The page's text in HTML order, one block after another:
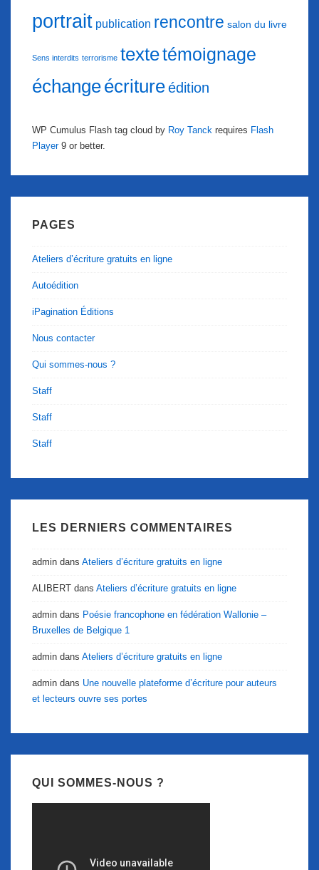
portrait publication rencontre salon du livre
Sens interdits terrorisme textetémoignage
échangeécritureédition
WP Cumulus Flash tag cloud by Roy Tanck requires Flash
Player9 or better.
PAGES
Ateliers d’écriture gratuits en ligne
Autoédition
iPagination Éditions
Nous contacter
Qui sommes-nous ?
Staff
Staff
Staff
LES DERNIERS COMMENTAIRES
admin dans Ateliers d’écriture gratuits en ligne
ALIBERT dans Ateliers d’écriture gratuits en ligne
admin dans Poésie francophone en fédération Wallonie –
Bruxelles de Belgique 1
admin dans Ateliers d’écriture gratuits en ligne
admin dans Une nouvelle plateforme d’écriture pour auteurs
et lecteurs ouvre ses portes
QUI SOMMES-NOUS ?